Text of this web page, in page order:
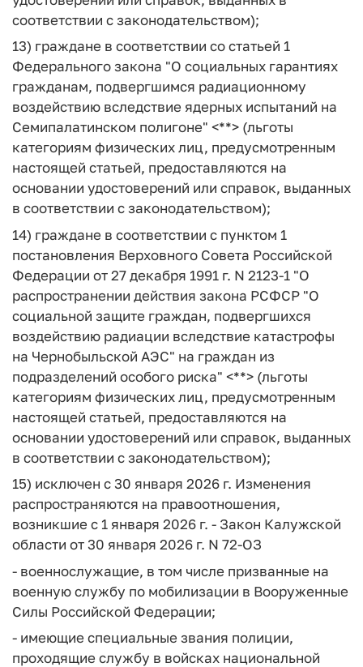
соответствии с законодательством);
13) граждане в соответствии со статьей 1
Федерального закона "О социальных гарантиях
гражданам, подвергшимся радиационному
воздействию вследствие ядерных испытаний на
Семипалатинском полигоне" <**> (льготы
категориям физических лиц, предусмотренным
настоящей статьей, предоставляются на
основании удостоверений или справок, выданных
в соответствии с законодательством);
14) граждане в соответствии с пунктом 1
постановления Верховного Совета Российской
Федерации от 27 декабря 1991 г. N 2123-1 "О
распространении действия закона РСФСР "О
социальной защите граждан, подвергшихся
воздействию радиации вследствие катастрофы
на Чернобыльской АЭС" на граждан из
подразделений особого риска" <**> (льготы
категориям физических лиц, предусмотренным
настоящей статьей, предоставляются на
основании удостоверений или справок, выданных
в соответствии с законодательством);
15) исключен с 30 января 2026 г. Изменения
распространяются на правоотношения,
возникшие с 1 января 2026 г. - Закон Калужской
области от 30 января 2026 г. N 72-ОЗ
- военнослужащие, в том числе призванные на
военную службу по мобилизации в Вооруженные
Силы Российской Федерации;
- имеющие специальные звания полиции,
проходящие службу в войсках национальной